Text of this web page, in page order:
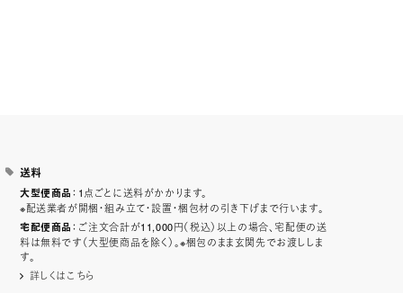
送料
大型便商品 ：1点ごとに送料がかかります。
※配送業者が開梱・組み立て・設置・梱包材の引き下げまで行います。
宅配便商品 ：ご注文合計が11,000円（税込）以上の場合、宅配便の送
料は無料です（大型便商品を除く）。※梱包のまま玄関先でお渡ししま
す。
詳しくはこちら